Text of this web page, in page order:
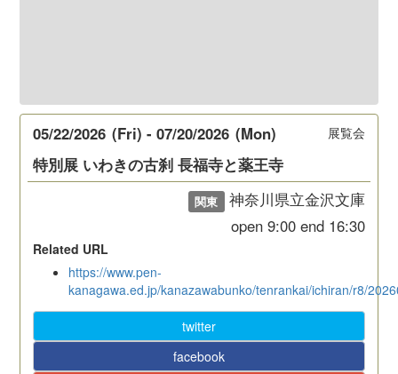
展覧会
05/22/2026 (Fri) -07/20/2026 (Mon)
特別展 いわきの古刹 長福寺と薬王寺
関東
神奈川県立金沢文庫
open 9:00 end 16:30
Related URL
https://www.pen-
kanagawa.ed.jp/kanazawabunko/tenrankai/ichiran/r8/
twitter
facebook